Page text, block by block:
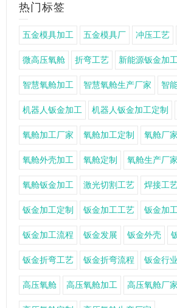
热门标签
五金模具加工 五金模具厂 冲压工艺
微高压氧舱 折弯工艺 新能源钣金加
智慧氧舱加工 智慧氧舱生产厂家 智
机器人钣金加工 机器人钣金加工定制
氧舱加工厂家 氧舱加工定制 氧舱厂家
氧舱外壳加工 氧舱定制 氧舱生产厂家
氧舱钣金加工 激光切割工艺 焊接工
钣金加工定制 钣金加工工艺 钣金加
钣金加工流程 钣金发展 钣金外壳
钣金折弯工艺 钣金折弯流程 钣金行业
高压氧舱 高压氧舱加工 高压氧舱厂家